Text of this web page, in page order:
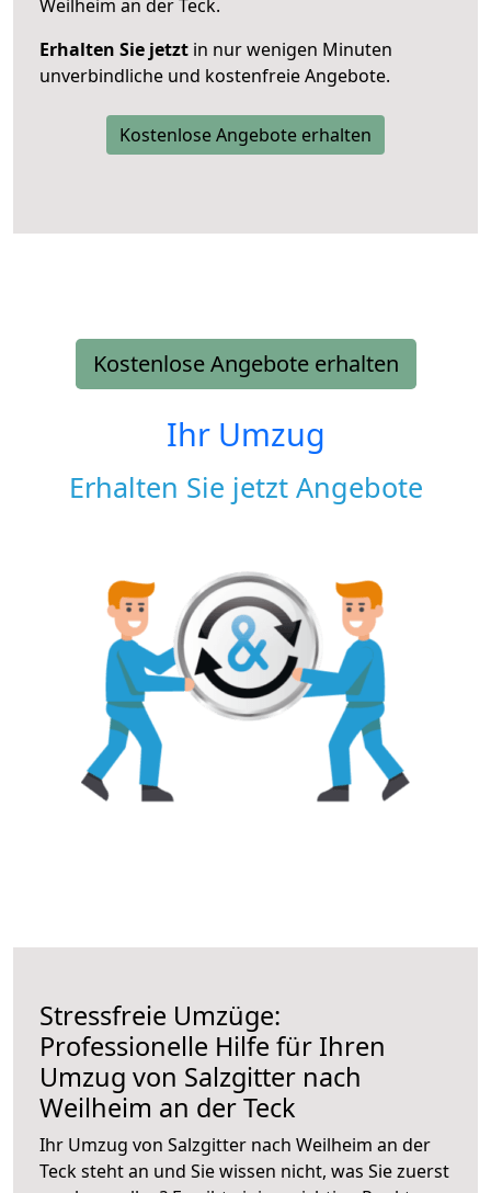
Weilheim an der Teck.
Erhalten Sie jetzt in nur wenigen Minuten
unverbindliche und kostenfreie Angebote.
Kostenlose Angebote erhalten
Kostenlose Angebote erhalten
Ihr Umzug
Erhalten Sie jetzt Angebote
Stressfreie Umzüge:
Professionelle Hilfe für Ihren
Umzug von Salzgitter nach
Weilheim an der Teck
Ihr Umzug von Salzgitter nach Weilheim an der
Teck steht an und Sie wissen nicht, was Sie zuerst